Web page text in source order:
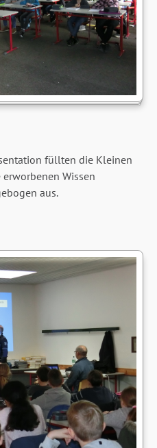
füllten die Kleinen
Wissen
aus.